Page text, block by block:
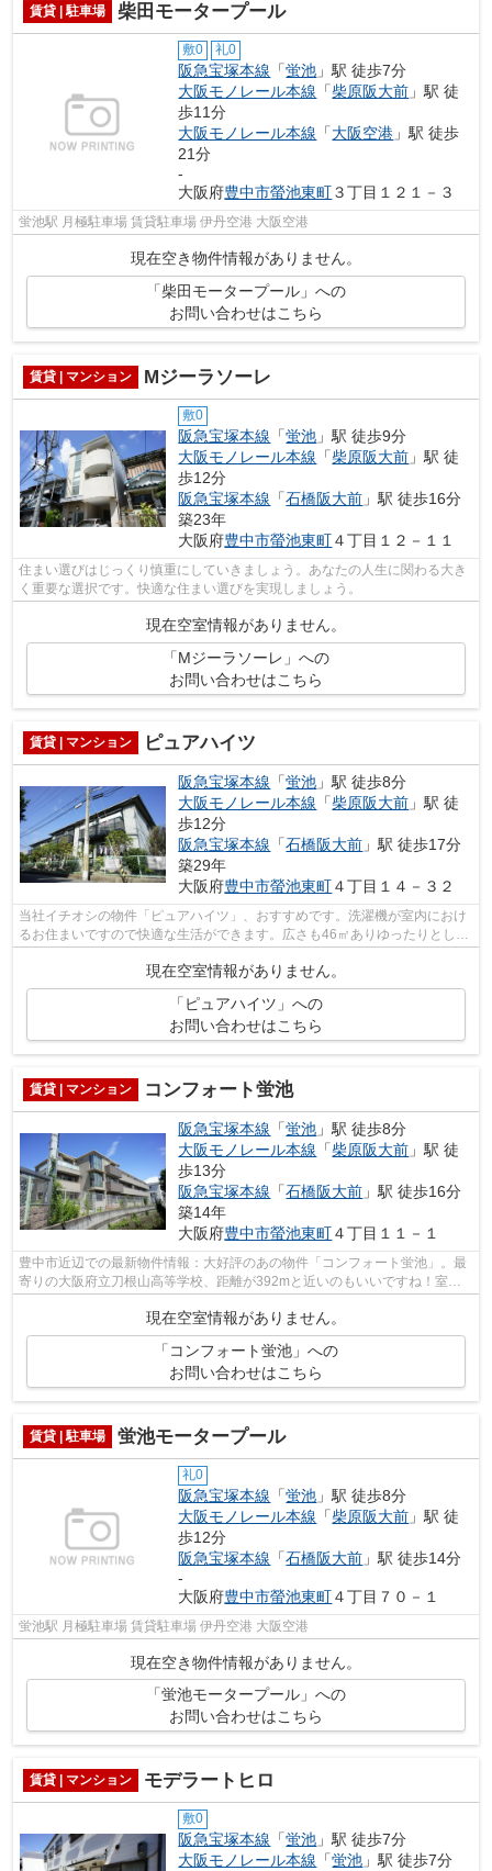
賃貸 | 駐車場 柴田モータープール
敷0 礼0
阪急宝塚本線 「蛍池 」駅 徒歩7分
大阪モノレール本線 「柴原阪大前 」駅 徒
歩11分
大阪モノレール本線 「大阪空港 」駅 徒歩
21分
-
大阪府豊中市螢池東町３丁目１２１－３
蛍池駅 月極駐車場 賃貸駐車場 伊丹空港 大阪空港
現在空き物件情報がありません。
「柴田モータープール」への
お問い合わせはこちら
賃貸 | マンション Mジーラソーレ
敷0
阪急宝塚本線 「蛍池 」駅 徒歩9分
大阪モノレール本線 「柴原阪大前 」駅 徒
歩12分
阪急宝塚本線 「石橋阪大前 」駅 徒歩16分
築23年
大阪府豊中市螢池東町４丁目１２－１１
住まい選びはじっくり慎重にしていきましょう。あなたの人生に関わる大き
く重要な選択です。快適な住まい選びを実現しましょう。
現在空室情報がありません。
「Mジーラソーレ」への
お問い合わせはこちら
賃貸 | マンション ピュアハイツ
阪急宝塚本線 「蛍池 」駅 徒歩8分
大阪モノレール本線 「柴原阪大前 」駅 徒
歩12分
阪急宝塚本線 「石橋阪大前 」駅 徒歩17分
築29年
大阪府豊中市螢池東町４丁目１４－３２
当社イチオシの物件「ピュアハイツ」、おすすめです。洗濯機が室内におけ
るお住まいですので快適な生活ができます。広さも46㎡ありゆったりとした
現在空室情報がありません。
「ピュアハイツ」への
お問い合わせはこちら
賃貸 | マンション コンフォート蛍池
阪急宝塚本線 「蛍池 」駅 徒歩8分
大阪モノレール本線 「柴原阪大前 」駅 徒
歩13分
阪急宝塚本線 「石橋阪大前 」駅 徒歩16分
築14年
大阪府豊中市螢池東町４丁目１１－１
豊中市近辺での最新物件情報：大好評のあの物件「コンフォート蛍池」。最
寄りの大阪府立刀根山高等学校、距離が392mと近いのもいいですね！室内
現在空室情報がありません。
「コンフォート蛍池」への
お問い合わせはこちら
賃貸 | 駐車場 蛍池モータープール
礼0
阪急宝塚本線 「蛍池 」駅 徒歩8分
大阪モノレール本線 「柴原阪大前 」駅 徒
歩12分
阪急宝塚本線 「石橋阪大前 」駅 徒歩14分
-
大阪府豊中市螢池東町４丁目７０－１
蛍池駅 月極駐車場 賃貸駐車場 伊丹空港 大阪空港
現在空き物件情報がありません。
「蛍池モータープール」への
お問い合わせはこちら
賃貸 | マンション モデラートヒロ
敷0
阪急宝塚本線 「蛍池 」駅 徒歩7分
大阪モノレール本線 「蛍池 」駅 徒歩7分